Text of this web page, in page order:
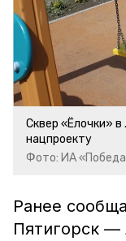
Сквер «Ёлочки»
нацпроекту
Фото: ИА
Ранее
Пятигорск